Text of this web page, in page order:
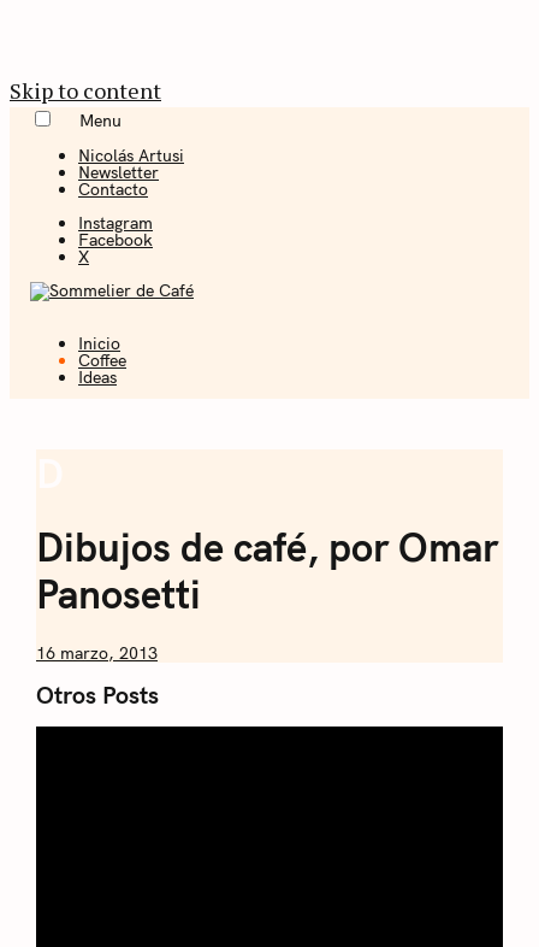
Skip to content
Menu
Nicolás Artusi
Newsletter
Contacto
Instagram
Facebook
X
Coffee + Ideas
Inicio
Coffee
Ideas
Dibujos de café, por Omar
Panosetti
by
Artusi
16 marzo, 2013
Otros Posts